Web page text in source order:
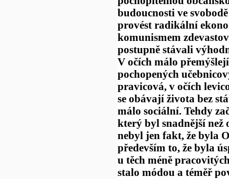
budoucnosti ve
provést radikální
komunismem
postupně stávali
V očích málo
pochopených
pravicová, v očích
se obávají života bez
málo sociální. Tehdy
který byl snadnější než
nebyl jen fakt, že byla
především to, že byla
u těch méně
stalo módou a téměř